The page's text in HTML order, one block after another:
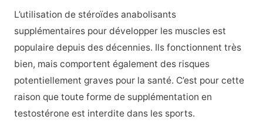
L’utilisation de stéroïdes anabolisants
supplémentaires pour développer les muscles est
populaire depuis des décennies. Ils fonctionnent très
bien, mais comportent également des risques
potentiellement graves pour la santé. C’est pour cette
raison que toute forme de supplémentation en
testostérone est interdite dans les sports.